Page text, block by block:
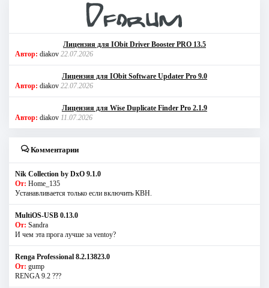
Лицензия для IObit Driver Booster PRO 13.5
Автор: diakov 22.07.2026
Лицензия для IObit Software Updater Pro 9.0
Автор: diakov 22.07.2026
Лицензия для Wise Duplicate Finder Pro 2.1.9
Автор: diakov 11.07.2026
Комментарии
Nik Collection by DxO 9.1.0
От: Home_135
Устанавливается только если включить КВН.
MultiOS-USB 0.13.0
От: Sandra
И чем эта прога лучше за ventoy?
Renga Professional 8.2.13823.0
От: gump
RENGA 9.2 ???